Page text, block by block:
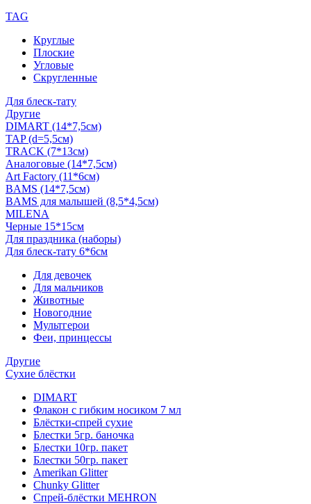
TAG
Круглые
Плоские
Угловые
Скругленные
Для блеск-тату
Другие
DIMART (14*7,5см)
TAP (d=5,5см)
TRACK (7*13см)
Аналоговые (14*7,5см)
Art Factory (11*6см)
BAMS (14*7,5см)
BAMS для малышей (8,5*4,5см)
MILENA
Черные 15*15см
Для праздника (наборы)
Для блеск-тату 6*6см
Для девочек
Для мальчиков
Животные
Новогодние
Мультгерои
Феи, принцессы
Другие
Сухие блёстки
DIMART
Флакон с гибким носиком 7 мл
Блёстки-спрей сухие
Блестки 5гр. баночка
Блестки 10гр. пакет
Блестки 50гр. пакет
Amerikan Glitter
Chunky Glitter
Спрей-блёстки MEHRON